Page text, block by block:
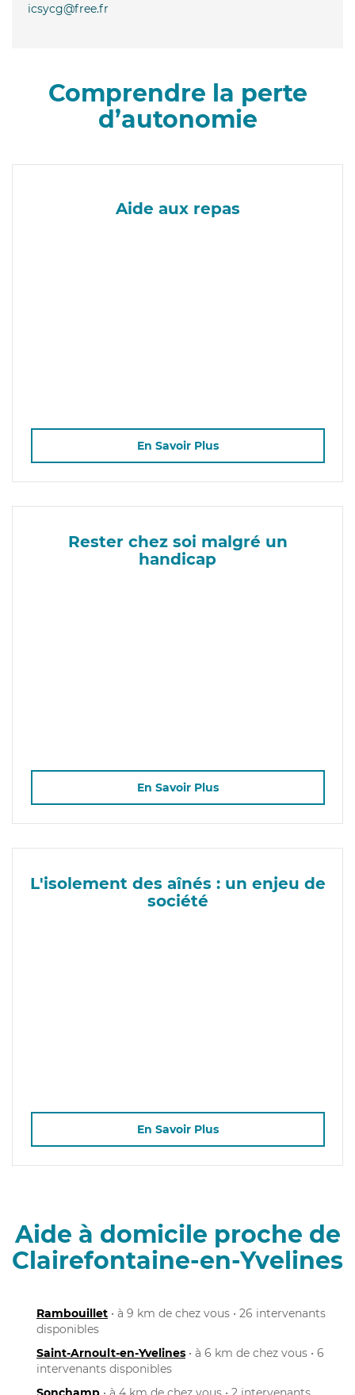
icsycg@free.fr
Comprendre la perte
d’autonomie
Aide aux repas
En Savoir Plus
Rester chez soi malgré un
handicap
En Savoir Plus
L'isolement des aînés : un enjeu de
société
En Savoir Plus
Aide à domicile proche de
Clairefontaine-en-Yvelines
Rambouillet • à 9 km de chez vous • 26 intervenants
disponibles
Saint-Arnoult-en-Yvelines • à 6 km de chez vous • 6
intervenants disponibles